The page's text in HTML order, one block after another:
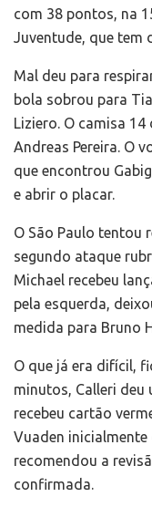
com 38 pontos, na
Juventude, que tem
Mal deu para
bola sobrou para
Liziero. O camisa
Andreas Pereira. O
que encontrou
e abrir o placar.
O São Paulo tentou
segundo ataque
Michael recebeu
pela esquerda,
medida para Bruno
O que já era difícil,
minutos, Calleri deu
recebeu cartão
Vuaden
recomendou a
confirmada.